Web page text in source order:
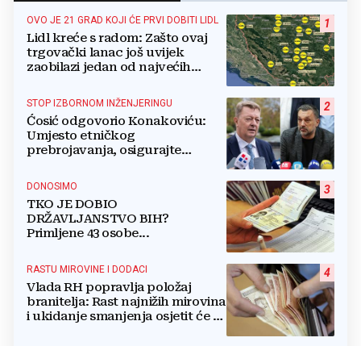
1
OVO JE 21 GRAD KOJI ĆE PRVI DOBITI LIDL
Lidl kreće s radom: Zašto ovaj
trgovački lanac još uvijek
zaobilazi jedan od najvećih
2
STOP IZBORNOM INŽENJERINGU
Ćosić odgovorio Konakoviću:
Umjesto etničkog
prebrojavanja, osigurajte
3
DONOSIMO
TKO JE DOBIO
DRŽAVLJANSTVO BIH?
Primljene 43 osobe...
4
RASTU MIROVINE I DODACI
Vlada RH popravlja položaj
branitelja: Rast najnižih mirovina
i ukidanje smanjenja osjetit će se